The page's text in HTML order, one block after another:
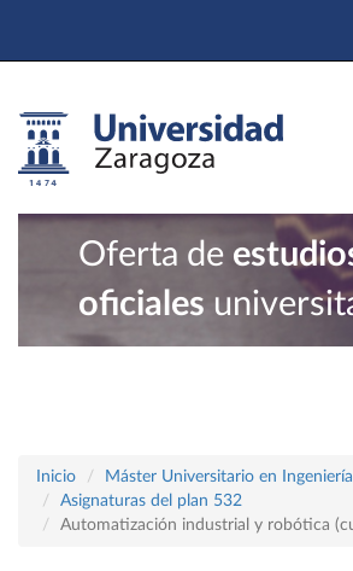
Oferta de
oficiales
Inicio
Máster Universitario en
Asignaturas del plan 532
Automatización industrial y robótica